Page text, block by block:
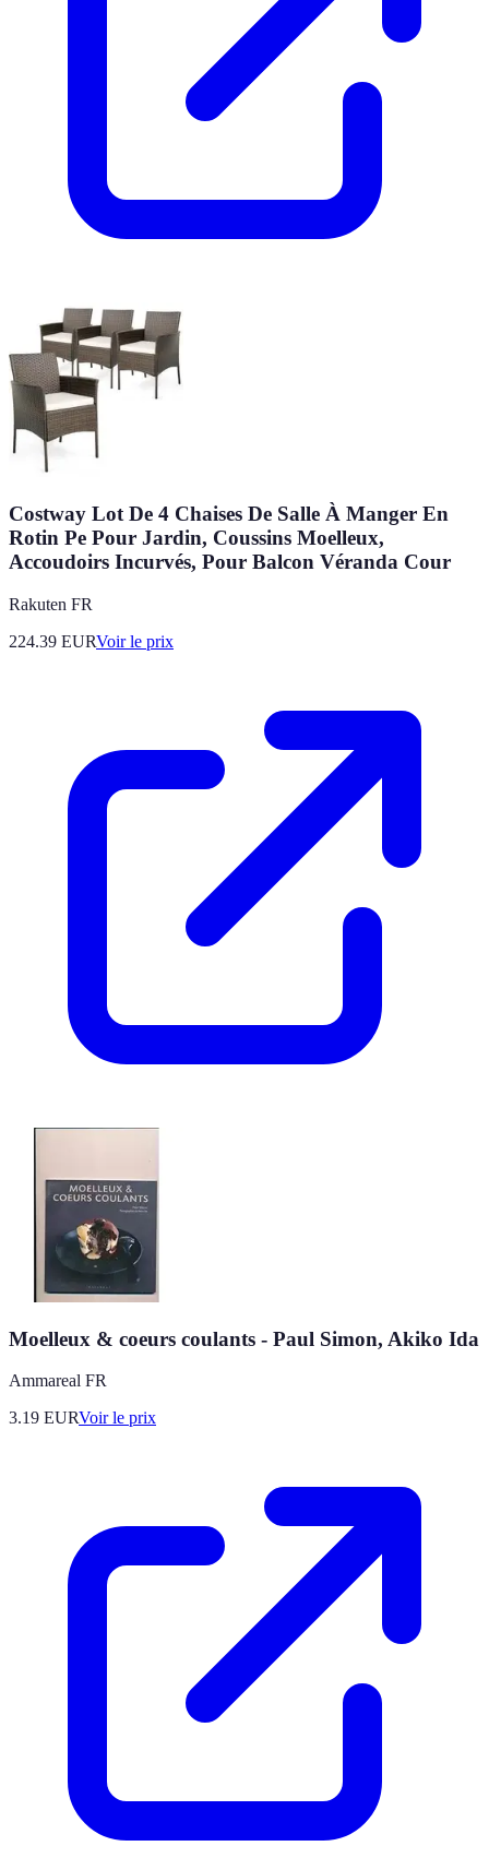
Costway Lot De 4 Chaises De Salle À Manger En
Rotin Pe Pour Jardin, Coussins Moelleux,
Accoudoirs Incurvés, Pour Balcon Véranda Cour
Rakuten FR
224.39 EURVoir le prix
Moelleux & coeurs coulants - Paul Simon, Akiko Ida
Ammareal FR
3.19 EURVoir le prix